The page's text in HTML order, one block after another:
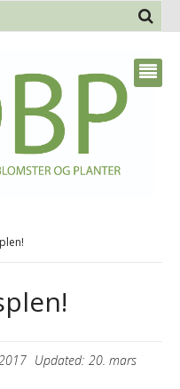
Updated: 20. mars